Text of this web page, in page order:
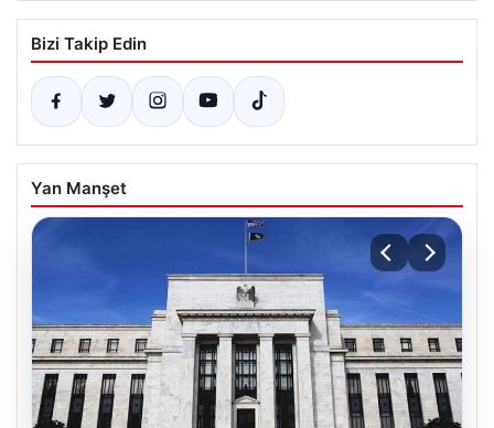
Bizi Takip Edin
Yan Manşet